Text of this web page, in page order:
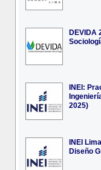
DEVIDA
INEI:
2025)
INEI
Diseño